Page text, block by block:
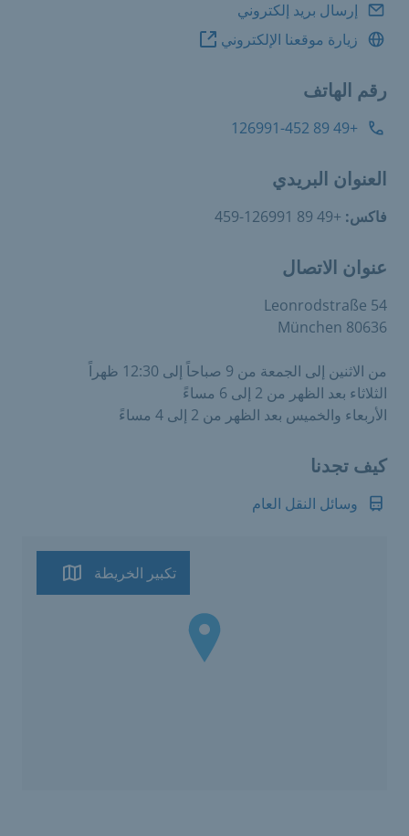
إرسال بريد إلكتروني
زيارة موقعنا الإلكتروني
رقم الهاتف
+49 89 126991-452
العنوان البريدي
فاكس: +49 89 126991-459
عنوان الاتصال
Leonrodstraße 54
80636 München
من الاثنين إلى الجمعة من 9 صباحاً إلى 12:30 ظهراً
الثلاثاء بعد الظهر من 2 إلى 6 مساءً
الأربعاء والخميس بعد الظهر من 2 إلى 4 مساءً
كيف تجدنا
وسائل النقل العام
تكبير الخريطة